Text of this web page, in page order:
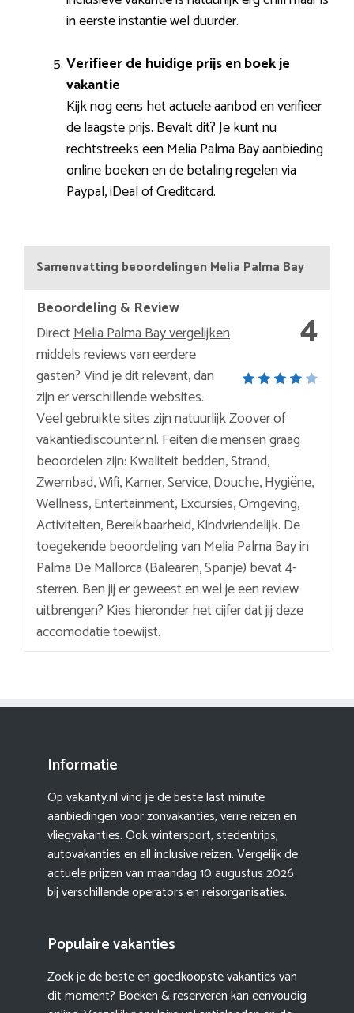
in eerste instantie wel duurder.
Verifieer de huidige prijs en boek je
vakantie
Kijk nog eens het actuele aanbod en verifieer
de laagste prijs. Bevalt dit? Je kunt nu
rechtstreeks een Melia Palma Bay aanbieding
online boeken en de betaling regelen via
Paypal, iDeal of Creditcard.
Samenvatting beoordelingen Melia Palma Bay
4
Beoordeling & Review
DirectMelia Palma Bay vergelijken
middels reviews van eerdere
gasten? Vind je dit relevant, dan
zijn er verschillende websites.
Veel gebruikte sites zijn natuurlijk Zoover of
vakantiediscounter.nl. Feiten die mensen graag
beoordelen zijn: Kwaliteit bedden, Strand,
Zwembad, Wifi, Kamer, Service, Douche, Hygiëne,
Wellness, Entertainment, Excursies, Omgeving,
Activiteiten, Bereikbaarheid, Kindvriendelijk. De
toegekende beoordeling van Melia Palma Bay in
Palma De Mallorca (Balearen, Spanje) bevat 4-
sterren. Ben jij er geweest en wel je een review
uitbrengen? Kies hieronder het cijfer dat jij deze
accomodatie toewijst.
Informatie
Op vakanty.nl vind je de beste last minute
aanbiedingen voor zonvakanties, verre reizen en
vliegvakanties. Ook wintersport, stedentrips,
autovakanties en all inclusive reizen. Vergelijk de
actuele prijzen vanmaandag 10 augustus 2026
bij verschillende operators en reisorganisaties.
Populaire vakanties
Zoek je de beste en goedkoopste vakanties van
dit moment? Boeken & reserveren kan eenvoudig